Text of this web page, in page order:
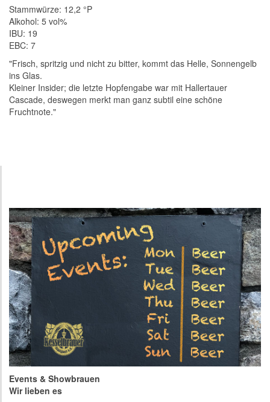
Stammwürze: 12,2 °P
Alkohol: 5 vol%
IBU: 19
EBC: 7
"Frisch, spritzig und nicht zu bitter, kommt das Helle, Sonnengelb
ins Glas.
Kleiner Insider; die letzte Hopfengabe war mit Hallertauer
Cascade, deswegen merkt man ganz subtil eine schöne
Fruchtnote."
Events & Showbrauen
Wir lieben es